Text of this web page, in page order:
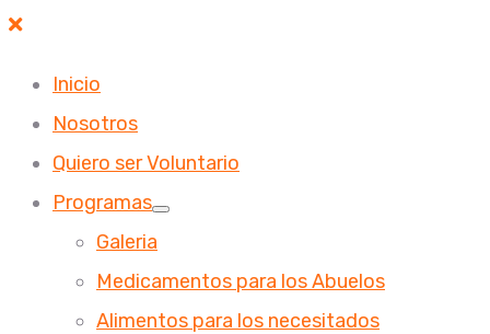
Inicio
Nosotros
Quiero ser Voluntario
Programas
Galeria
Medicamentos para los Abuelos
Alimentos para los necesitados